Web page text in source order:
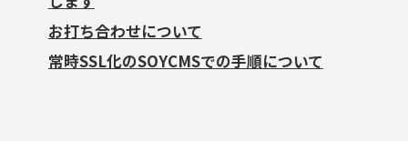
お打ち合わせについて
常時SSL化のSOYCMSでの手順について